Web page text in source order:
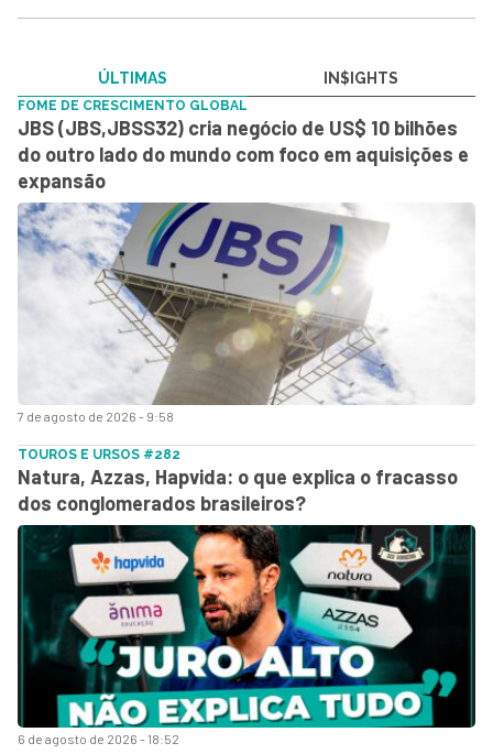
ÚLTIMAS IN$IGHTS
7 de agosto de 2026 - 9:58
FOME DE CRESCIMENTO GLOBAL
JBS (JBS,JBSS32) cria negócio de US$ 10 bilhões
do outro lado do mundo com foco em aquisições e
expansão
6 de agosto de 2026 - 18:52
TOUROS E URSOS #282
Natura, Azzas, Hapvida: o que explica o fracasso
dos conglomerados brasileiros?